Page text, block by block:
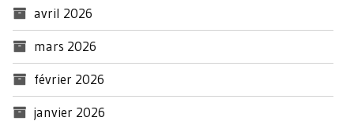
avril 2026
mars 2026
février 2026
janvier 2026